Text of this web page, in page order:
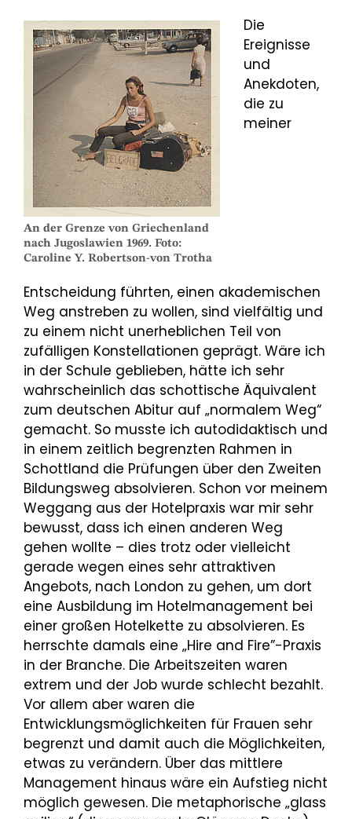
An der Grenze von Griechenland
nach Jugoslawien 1969. Foto:
Caroline Y. Robertson-von Trotha
Die
Ereignisse
und
Anekdoten,
die zu
meiner
Entscheidung führten, einen akademischen
Weg anstreben zu wollen, sind vielfältig und
zu einem nicht unerheblichen Teil von
zufälligen Konstellationen geprägt. Wäre ich
in der Schule geblieben, hätte ich sehr
wahrscheinlich das schottische Äquivalent
zum deutschen Abitur auf „normalem Weg“
gemacht. So musste ich autodidaktisch und
in einem zeitlich begrenzten Rahmen in
Schottland die Prüfungen über den Zweiten
Bildungsweg absolvieren. Schon vor meinem
Weggang aus der Hotelpraxis war mir sehr
bewusst, dass ich einen anderen Weg
gehen wollte – dies trotz oder vielleicht
gerade wegen eines sehr attraktiven
Angebots, nach London zu gehen, um dort
eine Ausbildung im Hotelmanagement bei
einer großen Hotelkette zu absolvieren. Es
herrschte damals eine „Hire and Fire”-Praxis
in der Branche. Die Arbeitszeiten waren
extrem und der Job wurde schlecht bezahlt.
Vor allem aber waren die
Entwicklungsmöglichkeiten für Frauen sehr
begrenzt und damit auch die Möglichkeiten,
etwas zu verändern. Über das mittlere
Management hinaus wäre ein Aufstieg nicht
möglich gewesen. Die metaphorische „glass